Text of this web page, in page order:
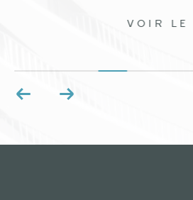
VOIR LE